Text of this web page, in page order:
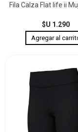
Fila Calza Flat life ii
$U 1.290